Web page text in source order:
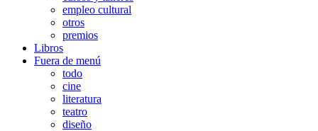
empleo cultural
otros
premios
Libros
Fuera de menú
todo
cine
literatura
teatro
diseño